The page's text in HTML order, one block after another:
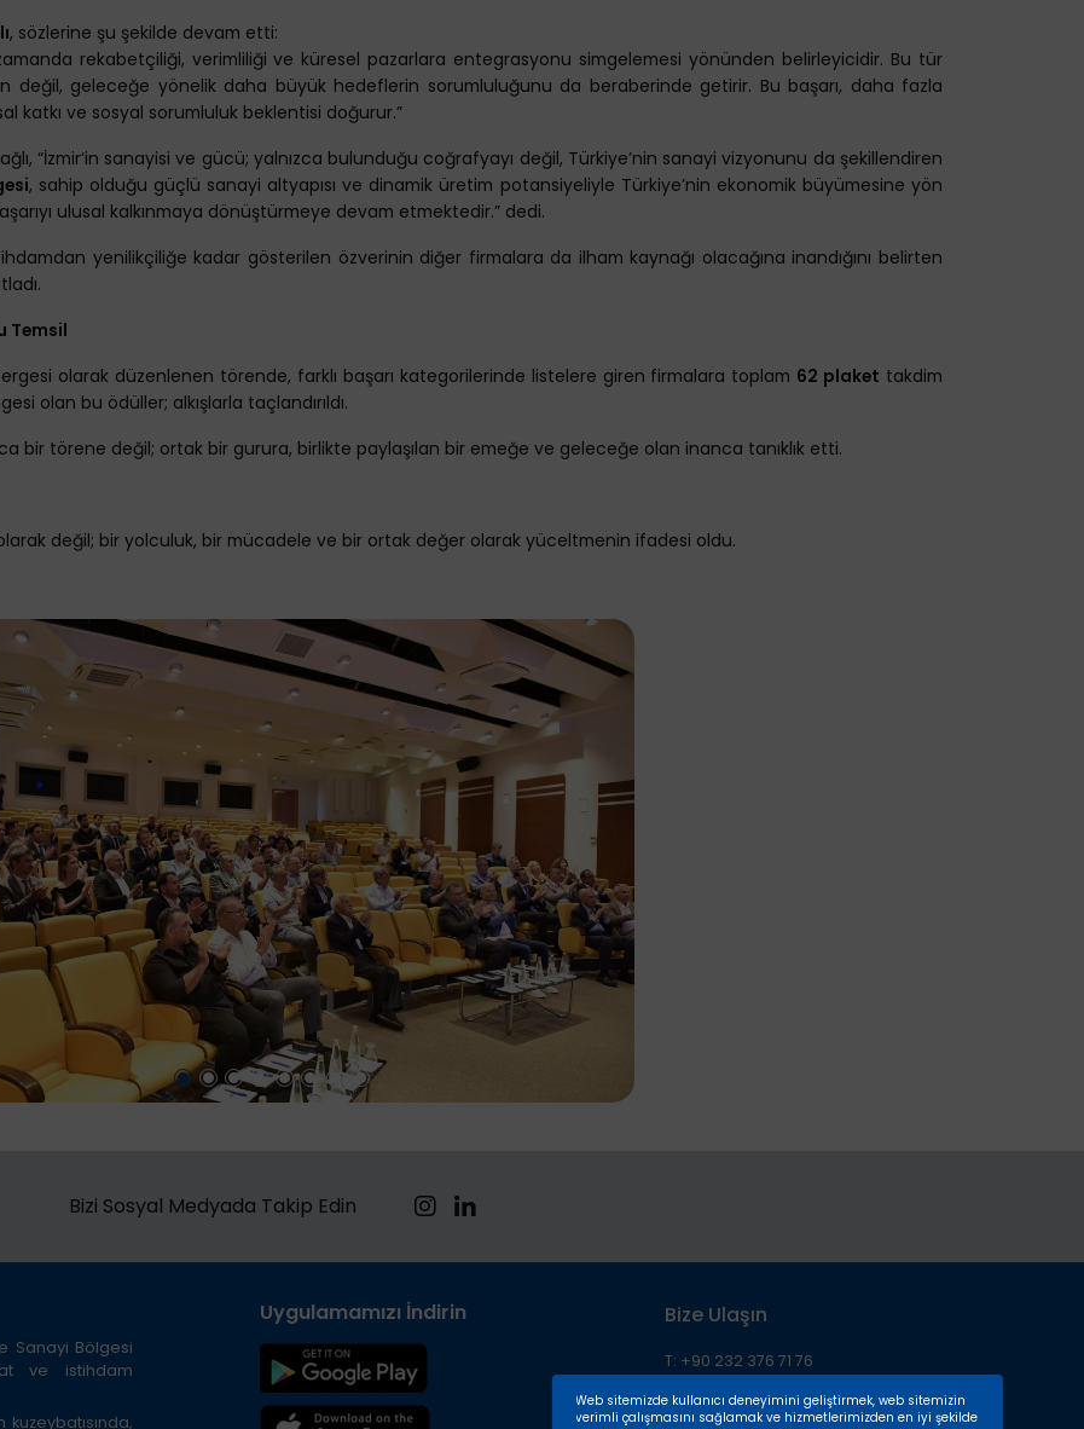
, sözlerine şu şekilde devam etti:
rekabetçiliği, verimliliği ve küresel pazarlara entegrasyonu simgelemesi yönünden belirleyicidir. Bu tür
değil, geleceğe yönelik daha büyük hedeflerin sorumluluğunu da beraberinde getirir. Bu başarı, daha fazla
katkı ve sosyal sorumluluk beklentisi doğurur.”
“İzmir‘in sanayisi ve gücü; yalnızca bulunduğu coğrafyayı değil, Türkiye’nin sanayi vizyonunu da şekillendiren
, sahip olduğu güçlü sanayi altyapısı ve dinamik üretim potansiyeliyle Türkiye’nin ekonomik büyümesine yön
ulusal kalkınmaya dönüştürmeye devam etmektedir.” dedi.
yenilikçiliğe kadar gösterilen özverinin diğer firmalara da ilham kaynağı olacağına inandığını belirten
Temsil
olarak düzenlenen törende, farklı başarı kategorilerinde listelere giren firmalara toplam 62 plaket takdim
olan bu ödüller; alkışlarla taçlandırıldı.
bir törene değil; ortak bir gurura, birlikte paylaşılan bir emeğe ve geleceğe olan inanca tanıklık etti.
olarak değil; bir yolculuk, bir mücadele ve bir ortak değer olarak yüceltmenin ifadesi oldu.
Bizi Sosyal Medyada Takip Edin
Sanayi Bölgesi
ve istihdam
Uygulamamızı İndirin Bize Ulaşın
T: +90 232 376 71 76
M: iaosb@iaosb.org.tr
Web sitemizde kullanıcı deneyimini geliştirmek, web sitemizin
verimli çalışmasını sağlamak ve hizmetlerimizden en iyi şekilde